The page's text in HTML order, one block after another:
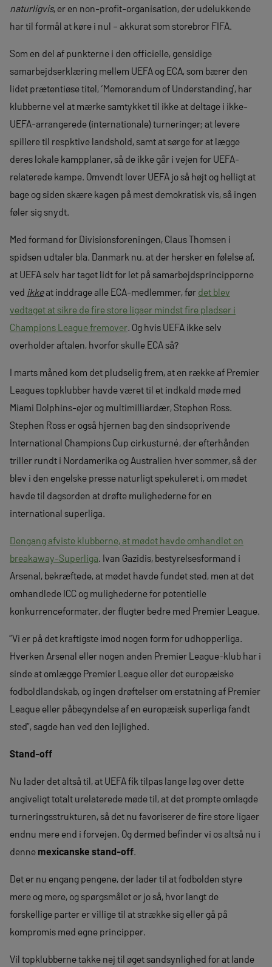
naturligvis, er en non-profit-organisation, der udelukkende
har til formål at køre i nul – akkurat som storebror FIFA.
Som en del af punkterne i den officielle, gensidige
samarbejdserklæring mellem UEFA og ECA, som bærer den
lidet prætentiøse titel, ‘Memorandum of Understanding’, har
klubberne vel at mærke samtykket til ikke at deltage i ikke-
UEFA-arrangerede (internationale) turneringer; at levere
spillere til respktive landshold, samt at sørge for at lægge
deres lokale kampplaner, så de ikke går i vejen for UEFA-
relaterede kampe. Omvendt lover UEFA jo så højt og helligt at
bage og siden skære kagen på mest demokratisk vis, så ingen
føler sig snydt.
Med formand for Divisionsforeningen, Claus Thomsen i
spidsen udtaler bla. Danmark nu, at der hersker en følelse af,
at UEFA selv har taget lidt for let på samarbejdsprincipperne
ved ikkeat inddrage alle ECA-medlemmer, før det blev
vedtaget at sikre de fire store ligaer mindst fire pladser i
Champions League fremover. Og hvis UEFA ikke selv
overholder aftalen, hvorfor skulle ECA så?
I marts måned kom det pludselig frem, at en række af Premier
Leagues topklubber havde været til et indkald møde med
Miami Dolphins-ejer og multimilliardær, Stephen Ross.
Stephen Ross er også hjernen bag den sindsoprivende
International Champions Cup cirkusturné, der efterhånden
triller rundt i Nordamerika og Australien hver sommer, så der
blev i den engelske presse naturligt spekuleret i, om mødet
havde til dagsorden at drøfte mulighederne for en
international superliga.
Dengang afviste klubberne, at mødet havde omhandlet en
breakaway-Superliga. Ivan Gazidis, bestyrelsesformand i
Arsenal, bekræftede, at mødet havde fundet sted, men at det
omhandlede ICC og mulighederne for potentielle
konkurrenceformater, der flugter bedre med Premier League.
”Vi er på det kraftigste imod nogen form for udhopperliga.
Hverken Arsenal eller nogen anden Premier League-klub har i
sinde at omlægge Premier League eller det europæiske
fodboldlandskab, og ingen drøftelser om erstatning af Premier
League eller påbegyndelse af en europæisk superliga fandt
sted”, sagde han ved den lejlighed.
Stand-off
Nu lader det altså til, at UEFA fik tilpas lange løg over dette
angiveligt totalt urelaterede møde til, at det prompte omlagde
turneringsstrukturen, så det nu favoriserer de fire store ligaer
endnu mere end i forvejen. Og dermed befinder vi os altså nu i
denne mexicanske stand-off.
Det er nu engang pengene, der lader til at fodbolden styre
mere og mere, og spørgsmålet er jo så, hvor langt de
forskellige parter er villige til at strække sig eller gå på
kompromis med egne principper.
Vil topklubberne takke nej til øget sandsynlighed for at lande